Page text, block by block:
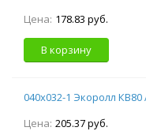
Цена: 178.83 руб.
В корзину
040х032-1 Экоролл
Цена: 205.37 руб.